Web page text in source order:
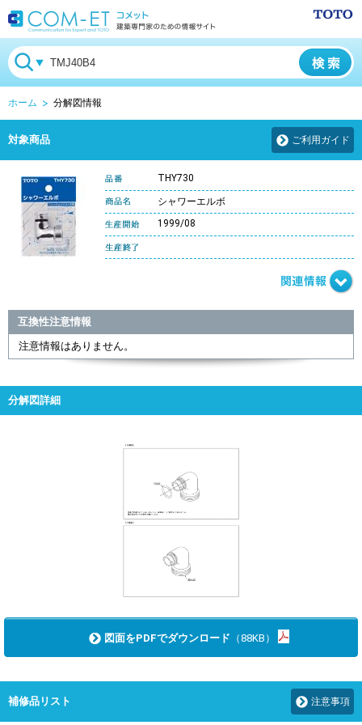
ホーム 分解図情報
対象商品 ご利用ガイド
THY730
シャワーエルボ
1999/08
互換性注意情報
注意情報はありません。
分解図詳細
図面をPDFでダウンロード （88KB）
補修品リスト 注意事項